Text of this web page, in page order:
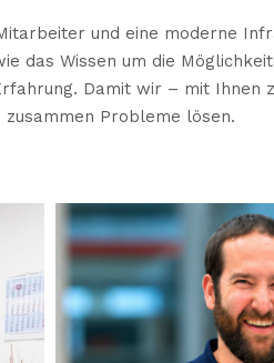
und eine moderne
das Wissen um die
Damit wir – mit Ihnen
Probleme lösen.